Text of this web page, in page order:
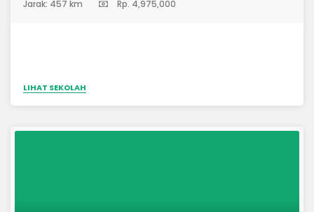
Jarak: 457 km Rp. 4,975,000
LIHAT SEKOLAH